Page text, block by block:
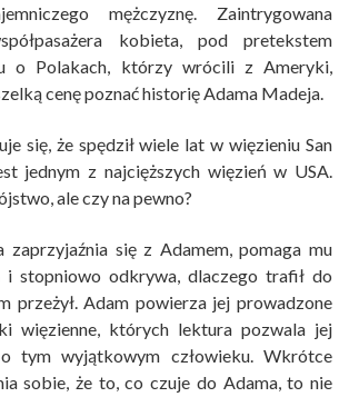
mężczyznę. Zaintrygowana
kobieta, pod pretekstem
o Polakach, którzy wrócili z Ameryki,
cenę poznać historię Adama Madeja.
się, że spędził wiele lat w więzieniu San
jednym z najcięższych więzień w USA.
ale czy na pewno?
zaprzyjaźnia się z Adamem, pomaga mu
i stopniowo odkrywa, dlaczego trafił do
przeżył. Adam powierza jej prowadzone
więzienne, których lektura pozwala jej
tym wyjątkowym człowieku. Wkrótce
sobie, że to, co czuje do Adama, to nie